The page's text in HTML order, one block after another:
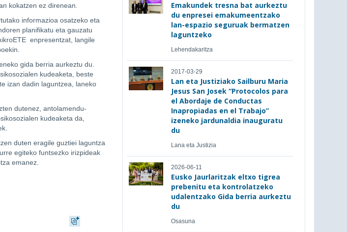
kokatzen ez direnean.
informazioa osatzeko eta
planifikatu eta gauzatu
enpresentzat, langile
gida berria aurkeztu du.
kudeaketa, beste
izan dadin laguntzea, laneko
dutenez, antolamendu-
kudeaketa da,
duten eragile guztiei laguntza
egiteko funtsezko irizpideak
emanez.
Emakundek tresna bat aurkeztu
du enpresei emakumeentzako
lan-espazio seguruak bermatzen
laguntzeko
Lehendakaritza
2017-03-29
Lan eta Justiziako Sailburu Maria
Jesus San Josek “Protocolos para
el Abordaje de Conductas
Inapropiadas en el Trabajo”
izeneko jardunaldia inauguratu
du
Lana eta Justizia
2026-06-11
Eusko Jaurlaritzak eltxo tigrea
prebenitu eta kontrolatzeko
udalentzako Gida berria aurkeztu
du
Osasuna